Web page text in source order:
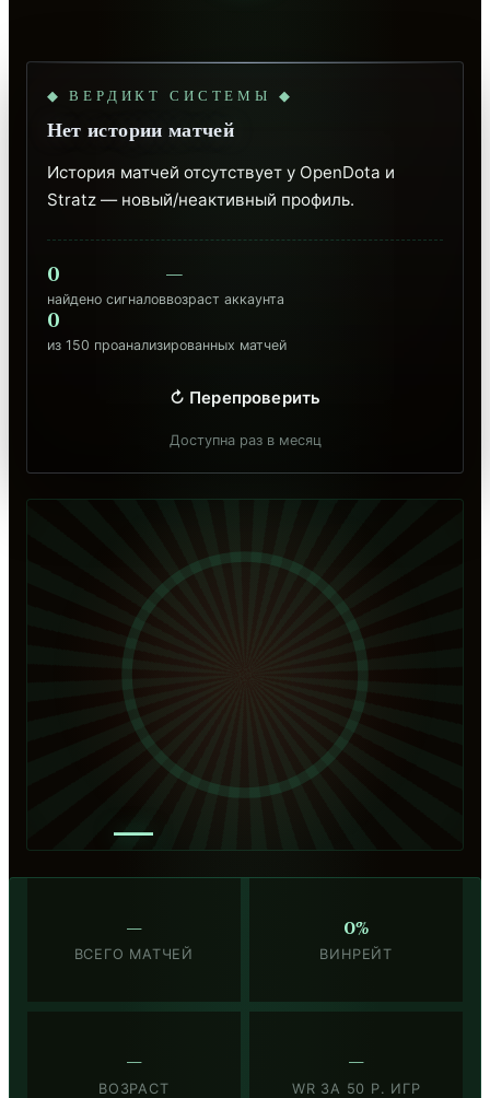
◆ ВЕРДИКТ СИСТЕМЫ ◆
Нет истории матчей
История матчей отсутствует у OpenDota и
Stratz — новый/неактивный профиль.
0
найдено сигналов
—
возраст аккаунта
0
из 150 проанализированных матчей
↻ Перепроверить
Доступна раз в месяц
—
—
ВСЕГО МАТЧЕЙ
0%
ВИНРЕЙТ
—
ВОЗРАСТ
—
WR ЗА 50 Р. ИГР